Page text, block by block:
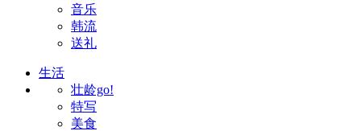
音乐
韩流
送礼
生活
壮龄go!
特写
美食